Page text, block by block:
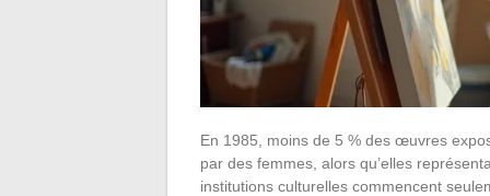
En 1985, moins de 5 % des œuvres
par des femmes, alors qu’elles
institutions culturelles commencent